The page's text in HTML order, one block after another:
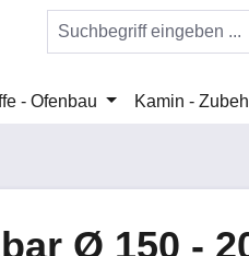
- Ofenbau Kamin -
Ø 150 -